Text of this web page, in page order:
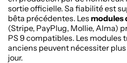
sortie officielle. Sa fiabilité est
bêta précédentes. Les modules
(Stripe, PayPlug, Mollie, Alma)
PS 9 compatibles. Les modules
anciens peuvent nécessiter
jour.